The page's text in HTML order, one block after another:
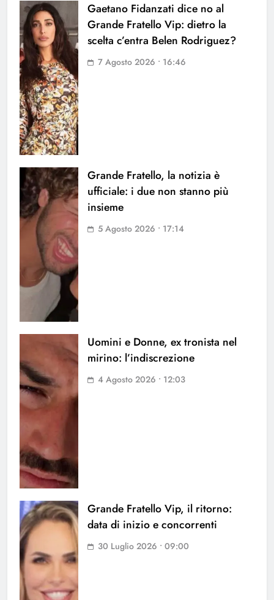
Gaetano Fidanzati dice no al
Grande Fratello Vip: dietro la
scelta c’entra Belen Rodriguez?
7 Agosto 2026 • 16:46
Grande Fratello, la notizia è
ufficiale: i due non stanno più
insieme
5 Agosto 2026 • 17:14
Uomini e Donne, ex tronista nel
mirino: l’indiscrezione
4 Agosto 2026 • 12:03
Grande Fratello Vip, il ritorno:
data di inizio e concorrenti
30 Luglio 2026 • 09:00